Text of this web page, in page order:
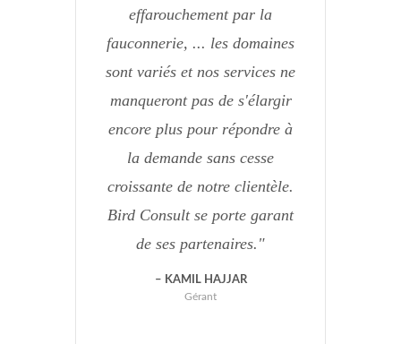
effarouchement par la
fauconnerie, ... les domaines
sont variés et nos services ne
manqueront pas de s'élargir
encore plus pour répondre à
la demande sans cesse
croissante de notre clientèle.
Bird Consult se porte garant
de ses partenaires.
KAMIL HAJJAR
Gérant